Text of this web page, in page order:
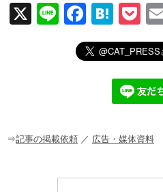
X
Li
F
a
c
o
H
at
e
n
a
P
o
ck
et
⇒記事の掲載依頼 ／ 広告・媒体資料